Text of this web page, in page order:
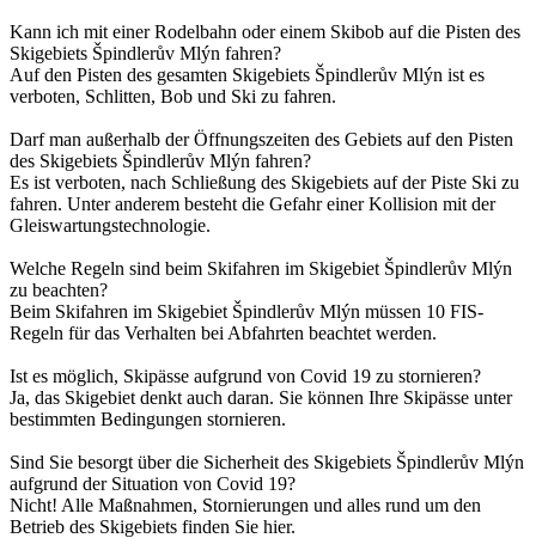
Kann ich mit einer Rodelbahn oder einem Skibob auf die Pisten des
Skigebiets Špindlerův Mlýn fahren?
Auf den Pisten des gesamten Skigebiets Špindlerův Mlýn ist es
verboten, Schlitten, Bob und Ski zu fahren.
Darf man außerhalb der Öffnungszeiten des Gebiets auf den Pisten
des Skigebiets Špindlerův Mlýn fahren?
Es ist verboten, nach Schließung des Skigebiets auf der Piste Ski zu
fahren. Unter anderem besteht die Gefahr einer Kollision mit der
Gleiswartungstechnologie.
Welche Regeln sind beim Skifahren im Skigebiet Špindlerův Mlýn
zu beachten?
Beim Skifahren im Skigebiet Špindlerův Mlýn müssen 10 FIS-
Regeln für das Verhalten bei Abfahrten beachtet werden.
Ist es möglich, Skipässe aufgrund von Covid 19 zu stornieren?
Ja, das Skigebiet denkt auch daran. Sie können Ihre Skipässe unter
bestimmten Bedingungen stornieren.
Sind Sie besorgt über die Sicherheit des Skigebiets Špindlerův Mlýn
aufgrund der Situation von Covid 19?
Nicht! Alle Maßnahmen, Stornierungen und alles rund um den
Betrieb des Skigebiets finden Sie hier.